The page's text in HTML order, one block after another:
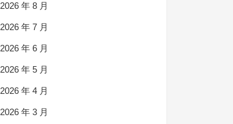
2026 年 8 月
2026 年 7 月
2026 年 6 月
2026 年 5 月
2026 年 4 月
2026 年 3 月